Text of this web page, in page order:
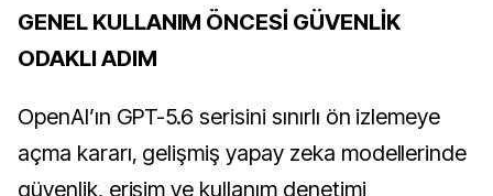
GENEL KULLANIM ÖNCESİ GÜVENLİK
ODAKLI ADIM
OpenAI’ın GPT-5.6 serisini sınırlı ön izlemeye
açma kararı, gelişmiş yapay zeka modellerinde
güvenlik, erişim ve kullanım denetimi